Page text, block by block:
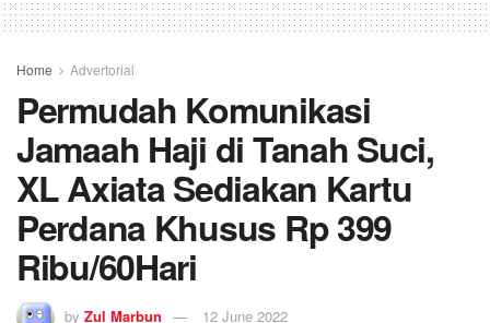
Home Advertorial
Permudah Komunikasi
Jamaah Haji di Tanah Suci,
XL Axiata Sediakan Kartu
Perdana Khusus Rp 399
Ribu/60Hari
by Zul Marbun 12 June 2022